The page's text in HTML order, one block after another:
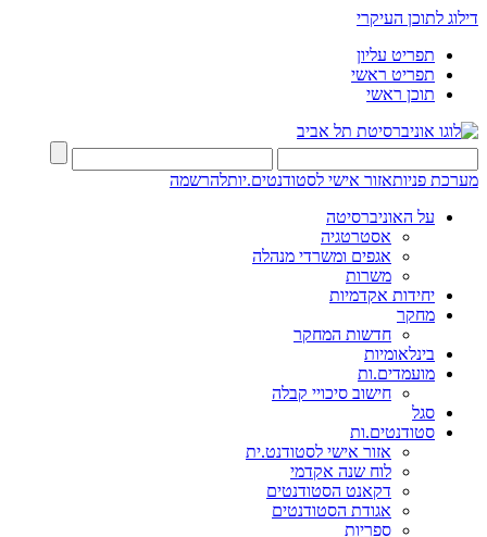
דילוג לתוכן העיקרי
תפריט עליון
תפריט ראשי
תוכן ראשי
מערכת פניותאזור אישי לסטודנטים.יותלהרשמה
על האוניברסיטה
אסטרטגיה
אגפים ומשרדי מנהלה
משרות
יחידות אקדמיות
מחקר
חדשות המחקר
בינלאומיות
מועמדים.ות
חישוב סיכויי קבלה
סגל
סטודנטים.ות
אזור אישי לסטודנט.ית
לוח שנה אקדמי
דקאנט הסטודנטים
אגודת הסטודנטים
ספריות